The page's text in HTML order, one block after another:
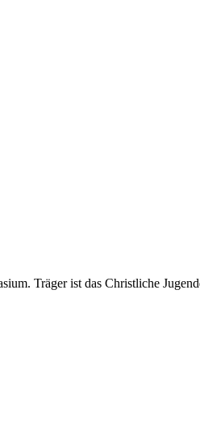
Träger ist das Christliche